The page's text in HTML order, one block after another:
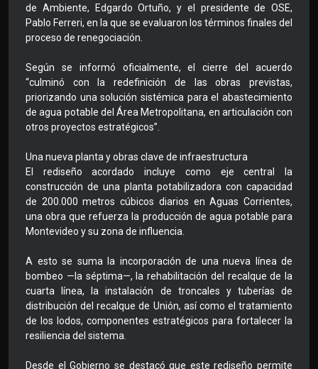
de Ambiente, Edgardo Ortuño, y el presidente de OSE,
Pablo Ferreri, en la que se evaluaron los términos finales del
proceso de renegociación.
Según se informó oficialmente, el cierre del acuerdo
“culminó con la redefinición de las obras previstas,
priorizando una solución sistémica para el abastecimiento
de agua potable del Área Metropolitana, en articulación con
otros proyectos estratégicos”.
Una nueva planta y obras clave de infraestructura
El rediseño acordado incluye como eje central la
construcción de una planta potabilizadora con capacidad
de 200.000 metros cúbicos diarios en Aguas Corrientes,
una obra que refuerza la producción de agua potable para
Montevideo y su zona de influencia.
A esto se suma la incorporación de una nueva línea de
bombeo —la séptima—, la rehabilitación del recalque de la
cuarta línea, la instalación de troncales y tuberías de
distribución del recalque de Unión, así como el tratamiento
de los lodos, componentes estratégicos para fortalecer la
resiliencia del sistema.
Desde el Gobierno se destacó que este rediseño permite